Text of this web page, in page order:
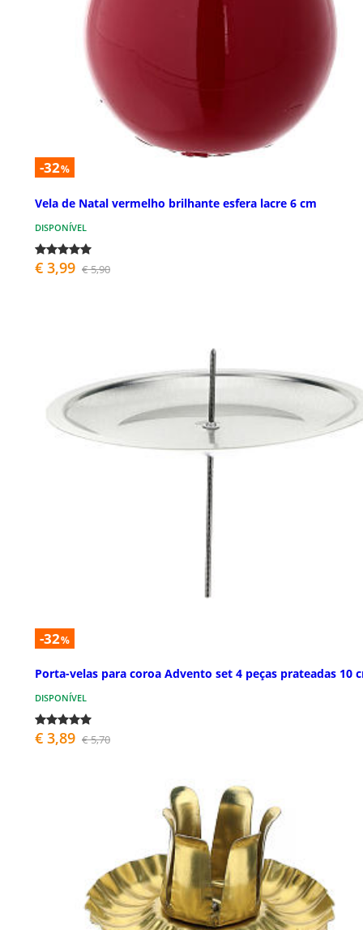
-32%
Vela de Natal vermelho brilhante esfera lacre 6 cm
DISPONÍVEL
€ 3,99 € 5,90
-32%
Porta-velas para coroa Advento set 4 peças prateadas 10
DISPONÍVEL
€ 3,89 € 5,70